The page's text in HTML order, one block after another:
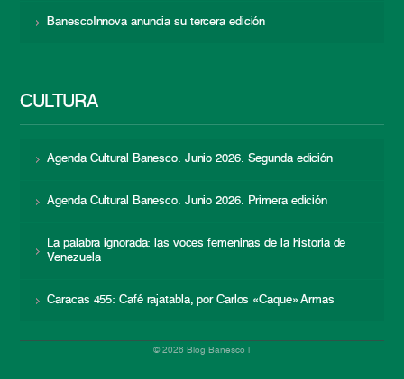
BanescoInnova anuncia su tercera edición
CULTURA
Agenda Cultural Banesco. Junio 2026. Segunda edición
Agenda Cultural Banesco. Junio 2026. Primera edición
La palabra ignorada: las voces femeninas de la historia de
Venezuela
Caracas 455: Café rajatabla, por Carlos «Caque» Armas
© 2026 Blog Banesco |